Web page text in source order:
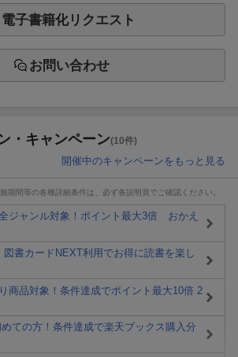
電子書籍化リクエスト
お問い合わせ
・キャンペーン(10件)
開催中のキャンペーンをもっと見る
期間等の各種詳細条件は、必ず各説明頁でご確認ください。
全ジャンル対象！ポイント最大3倍 おかえ
図書カードNEXT利用でお得に読書を楽し
商品対象！条件達成でポイント最大10倍 2
めての方！条件達成で楽天ブックス購入分